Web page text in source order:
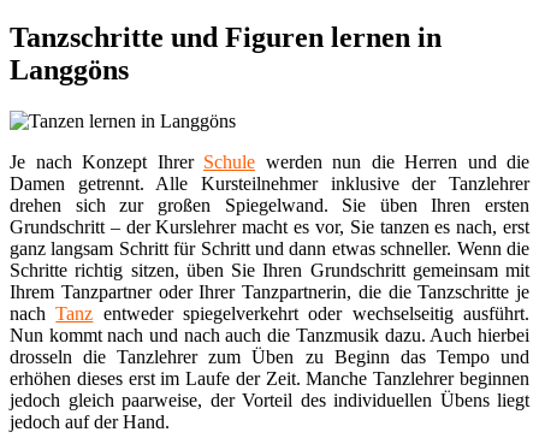
Tanzschritte und Figuren lernen in
Langgöns
Je nach Konzept Ihrer Schule werden nun die Herren und die
Damen getrennt. Alle Kursteilnehmer inklusive der Tanzlehrer
drehen sich zur großen Spiegelwand. Sie üben Ihren ersten
Grundschritt – der Kurslehrer macht es vor, Sie tanzen es nach, erst
ganz langsam Schritt für Schritt und dann etwas schneller. Wenn die
Schritte richtig sitzen, üben Sie Ihren Grundschritt gemeinsam mit
Ihrem Tanzpartner oder Ihrer Tanzpartnerin, die die Tanzschritte je
nachTanz entweder spiegelverkehrt oder wechselseitig ausführt.
Nun kommt nach und nach auch die Tanzmusik dazu. Auch hierbei
drosseln die Tanzlehrer zum Üben zu Beginn das Tempo und
erhöhen dieses erst im Laufe der Zeit. Manche Tanzlehrer beginnen
jedoch gleich paarweise, der Vorteil des individuellen Übens liegt
jedoch auf der Hand.